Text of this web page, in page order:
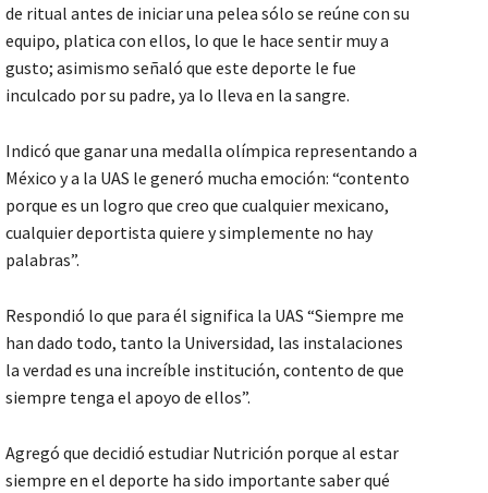
de ritual antes de iniciar una pelea sólo se reúne con su
equipo, platica con ellos, lo que le hace sentir muy a
gusto; asimismo señaló que este deporte le fue
inculcado por su padre, ya lo lleva en la sangre.
Indicó que ganar una medalla olímpica representando a
México y a la UAS le generó mucha emoción: “contento
porque es un logro que creo que cualquier mexicano,
cualquier deportista quiere y simplemente no hay
palabras”.
Respondió lo que para él significa la UAS “Siempre me
han dado todo, tanto la Universidad, las instalaciones
la verdad es una increíble institución, contento de que
siempre tenga el apoyo de ellos”.
Agregó que decidió estudiar Nutrición porque al estar
siempre en el deporte ha sido importante saber qué